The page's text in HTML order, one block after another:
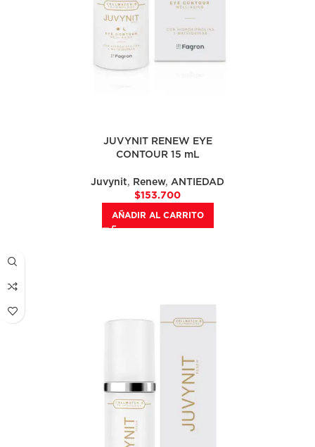
JUVYNIT RENEW EYE
CONTOUR 15 mL
Juvynit, Renew, ANTIEDAD
$153.700
AÑADIR AL CARRITO